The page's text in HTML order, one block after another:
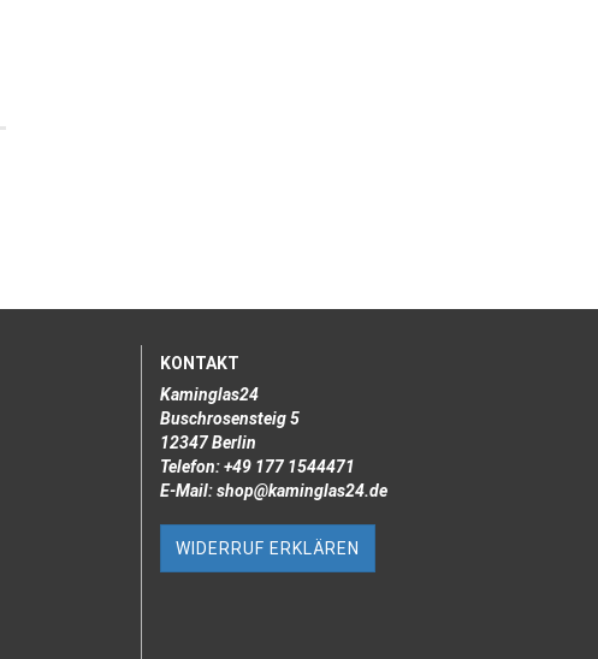
KONTAKT
Kaminglas24
Buschrosensteig 5
12347 Berlin
Telefon: +49 177 1544471
E-Mail: shop@kaminglas24.de
WIDERRUF ERKLÄREN